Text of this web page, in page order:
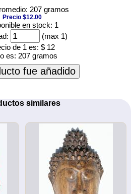
207 gramos
Precio $12.00
en stock: 1
(max 1)
de 1 es: $ 12
es: 207 gramos
fue añadido
similares